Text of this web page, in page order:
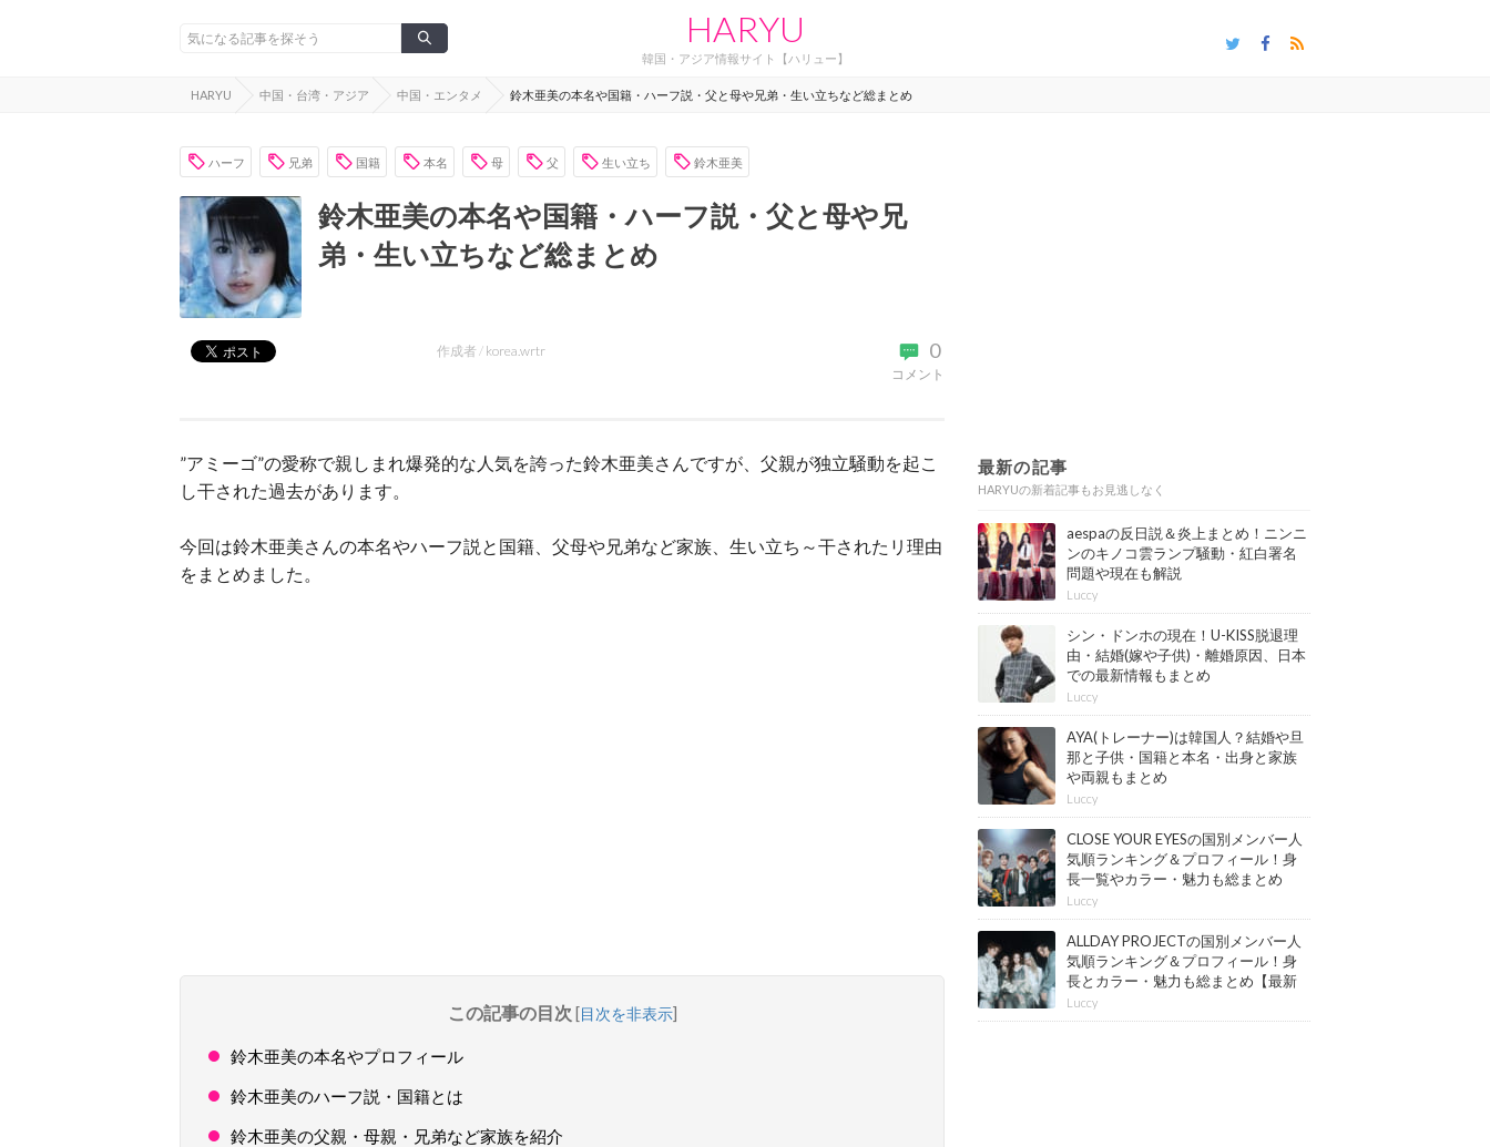
HARYU
韓国・アジア情報サイト【ハリュー】
HARYU 中国・台湾・アジア 中国・エンタメ 鈴木亜美の本名や国籍・ハーフ説・父と母や兄弟・生い立ちなど総まとめ
ハーフ 兄弟 国籍 本名 母 父 生い立ち 鈴木亜美
鈴木亜美の本名や国籍・ハーフ説・父と母や兄
弟・生い立ちなど総まとめ
0
コメント
作成者 / korea.wrtr
”アミーゴ”の愛称で親しまれ爆発的な人気を誇った鈴木亜美さんですが、父親が独立騒動を起こ
し干された過去があります。
今回は鈴木亜美さんの本名やハーフ説と国籍、父母や兄弟など家族、生い立ち～干されたリ理由
をまとめました。
この記事の目次 [目次を非表示]
鈴木亜美の本名やプロフィール
鈴木亜美のハーフ説・国籍とは
鈴木亜美の父親・母親・兄弟など家族を紹介
最新の記事
HARYUの新着記事もお見逃しなく
aespaの反日説＆炎上まとめ！ニンニ
ンのキノコ雲ランプ騒動・紅白署名
問題や現在も解説
Luccy
シン・ドンホの現在！U-KISS脱退理
由・結婚(嫁や子供)・離婚原因、日本
での最新情報もまとめ
Luccy
AYA(トレーナー)は韓国人？結婚や旦
那と子供・国籍と本名・出身と家族
や両親もまとめ
Luccy
CLOSE YOUR EYESの国別メンバー人
気順ランキング＆プロフィール！身
長一覧やカラー・魅力も総まとめ
【最新版】
Luccy
ALLDAY PROJECTの国別メンバー人
気順ランキング＆プロフィール！身
長とカラー・魅力も総まとめ【最新
版】
Luccy